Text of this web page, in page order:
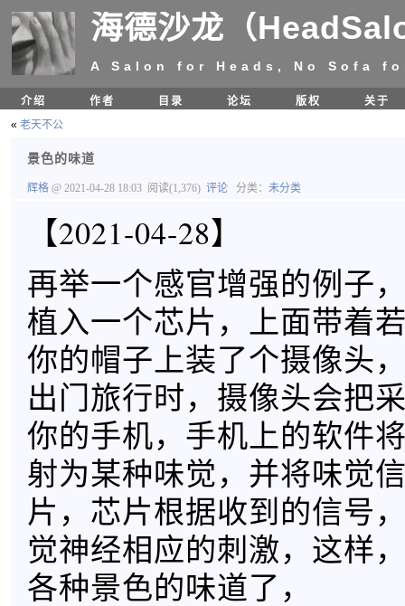
海德沙龙（
A Salon for Heads, No Sofa
介绍 作者 目录 论坛 版权
关于
« 老天不公
景色的味道
辉格 @ 2021-04-28 18:03 阅读(1,376) 评论 分类： 未分类
【2021-04-28】
再举一个感官增强的例子
植入一个芯片，上面带着
你的帽子上装了个摄像头
出门旅行时，摄像头会把
你的手机，手机上的软件
射为某种味觉，并将味觉
片，芯片根据收到的信号
觉神经相应的刺激，这样
各种景色的味道了，